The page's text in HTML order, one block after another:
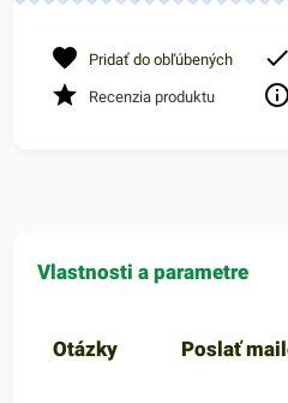
Pridať do obľúbených
Recenzia produktu
Vlastnosti a parametre
Otázky Poslať